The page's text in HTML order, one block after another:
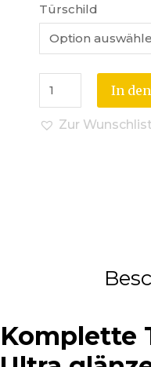
Türschild
In
Zur
Komplette